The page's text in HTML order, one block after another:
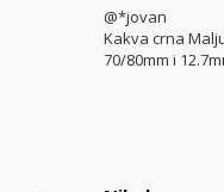
@*jovan
Kakva crna
70/80mm i